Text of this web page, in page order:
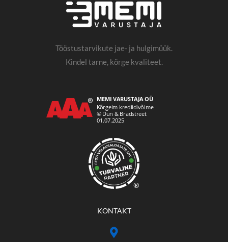
Tööstustarvikute jae- ja hulgimüük.
Kindel tarne, kõrge kvaliteet.
®
KONTAKT